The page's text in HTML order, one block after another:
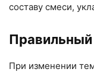
составу смеси,
Правильный
При изменении